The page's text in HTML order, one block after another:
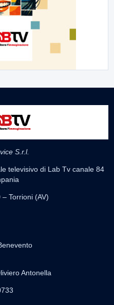
S.r.l.
televisivo di Lab Tv canale 84
Torrioni (AV)
Antonella